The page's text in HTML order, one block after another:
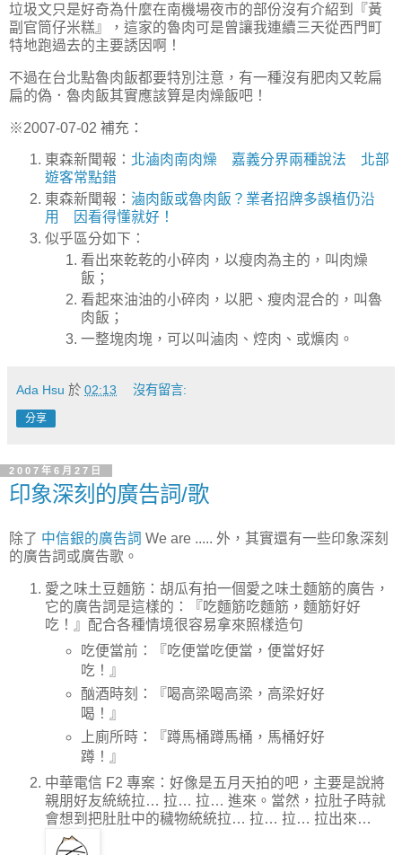
垃圾文只是好奇為什麼在南機場夜市的部份沒有介紹到『黃
副官筒仔米糕』，這家的魯肉可是曾讓我連續三天從西門町
特地跑過去的主要誘因啊！
不過在台北點魯肉飯都要特別注意，有一種沒有肥肉又乾扁
扁的偽．魯肉飯其實應該算是肉燥飯吧！
※2007-07-02 補充：
東森新聞報： 北滷肉南肉燥 嘉義分界兩種說法 北部
遊客常點錯
東森新聞報： 滷肉飯或魯肉飯？業者招牌多誤植仍沿
用 因看得懂就好！
似乎區分如下：
看出來乾乾的小碎肉，以瘦肉為主的，叫肉燥
飯；
看起來油油的小碎肉，以肥、瘦肉混合的，叫魯
肉飯；
一整塊肉塊，可以叫滷肉、焢肉、或爌肉。
Ada Hsu 於 02:13 沒有留言:
分享
2007年6月27日
印象深刻的廣告詞/歌
除了 中信銀的廣告詞 We are ..... 外，其實還有一些印象深刻
的廣告詞或廣告歌。
愛之味土豆麵筋：胡瓜有拍一個愛之味土麵筋的廣告，
它的廣告詞是這樣的：『吃麵筋吃麵筋，麵筋好好
吃！』配合各種情境很容易拿來照樣造句
吃便當前：『吃便當吃便當，便當好好
吃！』
酗酒時刻：『喝高梁喝高梁，高梁好好
喝！』
上廁所時：『蹲馬桶蹲馬桶，馬桶好好
蹲！』
中華電信 F2 專案：好像是五月天拍的吧，主要是說將
親朋好友統統拉… 拉… 拉… 進來。當然，拉肚子時就
會想到把肚肚中的穢物統統拉… 拉… 拉… 拉出來…